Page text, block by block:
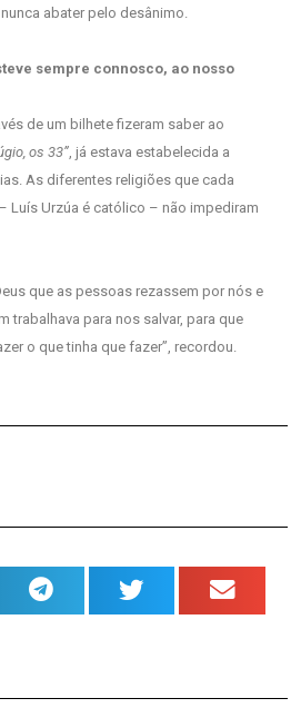
abater pelo desânimo.
sempre connosco, ao nosso
de um bilhete fizeram saber ao
os 33” , já estava estabelecida a
As diferentes religiões que cada
Luís Urzúa é católico – não impediram
que as pessoas rezassem por nós e
trabalhava para nos salvar, para que
o que tinha que fazer”, recordou.